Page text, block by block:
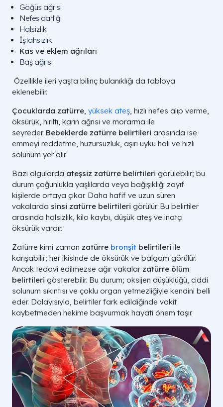
Göğüs ağrısı
Nefes darlığı
Halsizlik
İştahsızlık
Kas ve eklem ağrıları
Baş ağrısı
Özellikle ileri yaşta bilinç bulanıklığı da tabloya
eklenebilir.
Çocuklarda zatürre, yüksek ateş, hızlı nefes alıp verme,
öksürük, hırıltı, karın ağrısı ve morarma ile
seyreder. Bebeklerde zatürre belirtileri arasında ise
emmeyi reddetme, huzursuzluk, aşırı uyku hali ve hızlı
solunum yer alır.
Bazı olgularda ateşsiz zatürre belirtileri görülebilir; bu
durum çoğunlukla yaşlılarda veya bağışıklığı zayıf
kişilerde ortaya çıkar. Daha hafif ve uzun süren
vakalarda sinsi zatürre belirtileri görülür. Bu belirtiler
arasında halsizlik, kilo kaybı, düşük ateş ve inatçı
öksürük vardır.
Zatürre kimi zaman zatürre bronşit belirtileri ile
karışabilir; her ikisinde de öksürük ve balgam görülür.
Ancak tedavi edilmezse ağır vakalar zatürre ölüm
belirtileri gösterebilir. Bu durum; oksijen düşüklüğü, ciddi
solunum sıkıntısı ve çoklu organ yetmezliğiyle kendini belli
eder. Dolayısıyla, belirtiler fark edildiğinde vakit
kaybetmeden hekime başvurmak hayati önem taşır.